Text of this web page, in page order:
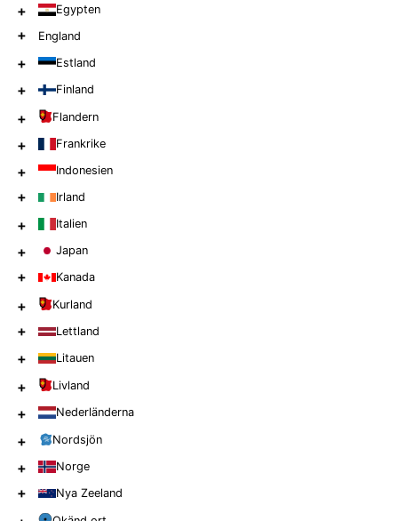
+ Egypten
+ England
+ Estland
+ Finland
+ Flandern
+ Frankrike
+ Indonesien
+ Irland
+ Italien
+ Japan
+ Kanada
+ Kurland
+ Lettland
+ Litauen
+ Livland
+ Nederländerna
+ Nordsjön
+ Norge
+ Nya Zeeland